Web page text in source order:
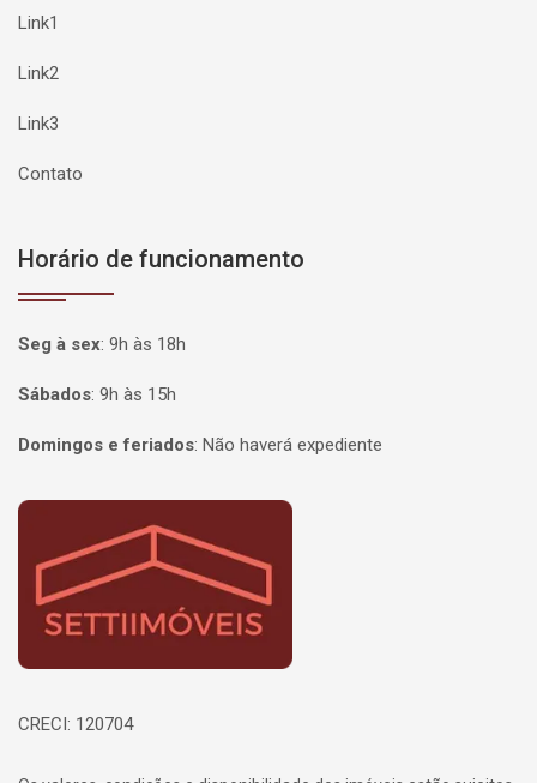
Link1
Link2
Link3
Contato
Horário de funcionamento
Seg à sex: 9h às 18h
Sábados: 9h às 15h
Domingos e feriados: Não haverá expediente
Página inicial
CRECI: 120704